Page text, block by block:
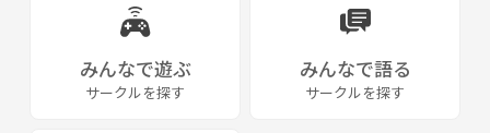
みんなで遊ぶ
サークルを探す
みんなで語る
サークルを探す